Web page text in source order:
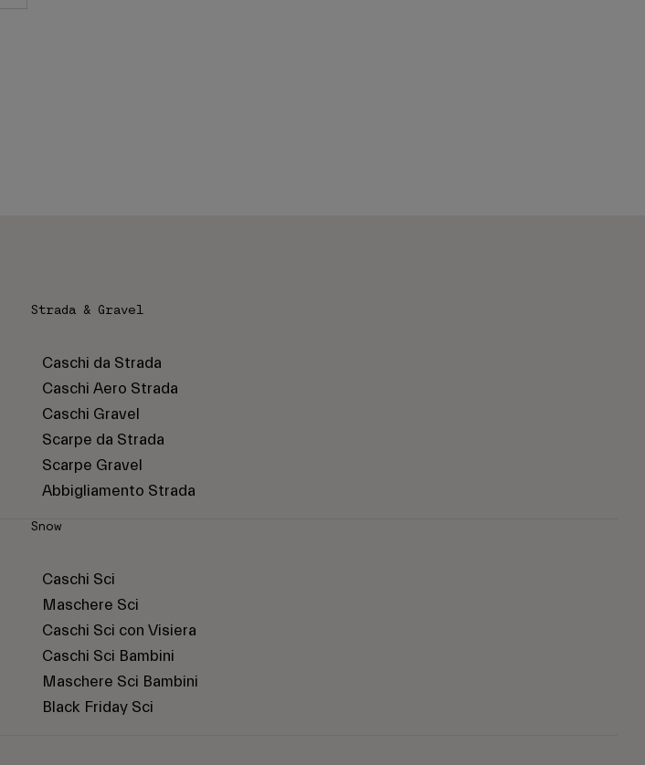
Strada & Gravel
Caschi da Strada
Caschi Aero Strada
Caschi Gravel
Scarpe da Strada
Scarpe Gravel
Abbigliamento Strada
Snow
Caschi Sci
Maschere Sci
Caschi Sci con Visiera
Caschi Sci Bambini
Maschere Sci Bambini
Black Friday Sci